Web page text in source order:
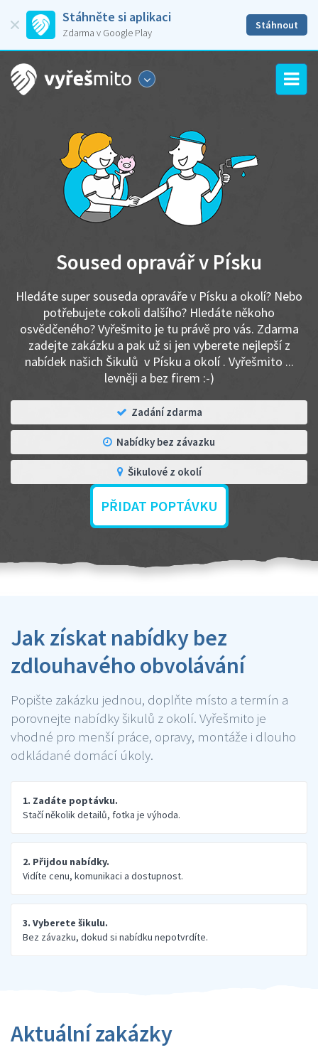
Stáhněte si aplikaci
Zdarma v Google Play
Stáhnout
Soused opravář v Písku
Hledáte super souseda opraváře v Písku a okolí? Nebo
potřebujete cokoli dalšího? Hledáte někoho
osvědčeného? Vyřešmito je tu právě pro vás. Zdarma
zadejte zakázku a pak už si jen vyberete nejlepší z
nabídek našich Šikulů v Písku a okolí . Vyřešmito ...
levněji a bez firem :-)
Zadání zdarma
Nabídky bez závazku
Šikulové z okolí
PŘIDAT POPTÁVKU
Jak získat nabídky bez
zdlouhavého obvolávání
Popište zakázku jednou, doplňte místo a termín a
porovnejte nabídky šikulů z okolí. Vyřešmito je
vhodné pro menší práce, opravy, montáže i dlouho
odkládané domácí úkoly.
1. Zadáte poptávku.
Stačí několik detailů, fotka je výhoda.
2. Přijdou nabídky.
Vidíte cenu, komunikaci a dostupnost.
3. Vyberete šikulu.
Bez závazku, dokud si nabídku nepotvrdíte.
Aktuální zakázky